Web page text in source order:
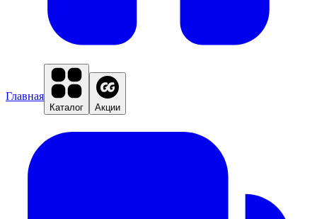
Главная
Каталог Акции